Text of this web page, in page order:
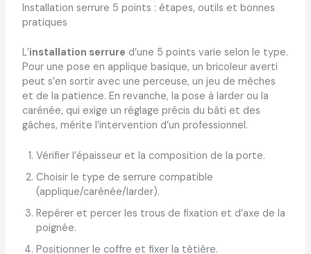
Installation serrure 5 points : étapes, outils et bonnes
pratiques
L’installation serrure d’une 5 points varie selon le type.
Pour une pose en applique basique, un bricoleur averti
peut s’en sortir avec une perceuse, un jeu de mèches
et de la patience. En revanche, la pose à larder ou la
carénée, qui exige un réglage précis du bâti et des
gâches, mérite l’intervention d’un professionnel.
Vérifier l’épaisseur et la composition de la porte.
Choisir le type de serrure compatible
(applique/carénée/larder).
Repérer et percer les trous de fixation et d’axe de la
poignée.
Positionner le coffre et fixer la têtière.